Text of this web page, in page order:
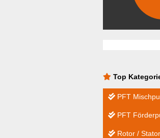
Top
PFT
PFT
Rotor / Stator